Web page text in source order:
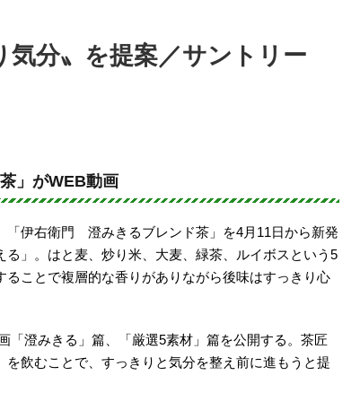
気分〟を提案／サントリー
」がWEB動画
「伊右衛門 澄みきるブレンド茶」を4月11日から新発
」。はと麦、炒り米、大麦、緑茶、ルイボスという5
ことで複層的な香りがありながら後味はすっきり心
「澄みきる」篇、「厳選5素材」篇を公開する。茶匠
飲むことで、すっきりと気分を整え前に進もうと提